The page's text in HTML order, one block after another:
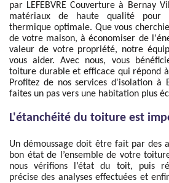
par LEFEBVRE Couverture à Bernay
matériaux de haute qualité pour
thermique optimale. Que vous
de votre maison, à économiser de
valeur de votre propriété, notre
vous aider. Avec nous, vous
toiture durable et efficace qui répond à
Profitez de nos services d'isolation à
faites un pas vers une habitation plus
L'étanchéité du toiture est
Un démoussage doit être fait par des
bon état de l’ensemble de votre
nous vérifions l’état du toit, puis
précise des analyses effectuées et